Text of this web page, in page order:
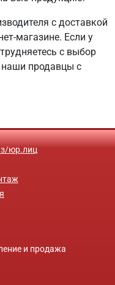
с доставкой
магазине. Если у
с выбор
наши продавцы с
юр.лиц
и продажа